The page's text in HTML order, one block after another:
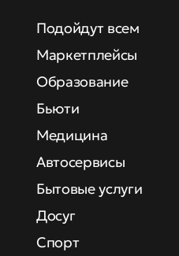
Подойдут всем
Маркетплейсы
Образование
Бьюти
Медицина
Автосервисы
Бытовые услуги
Досуг
Спорт